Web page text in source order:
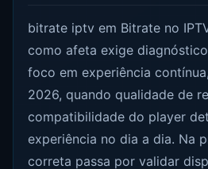
bitrate iptv em Bitrate no
como afeta exige
foco em experiência
2026, quando qualidade de
compatibilidade do player
experiência no dia a dia. Na
correta passa por validar